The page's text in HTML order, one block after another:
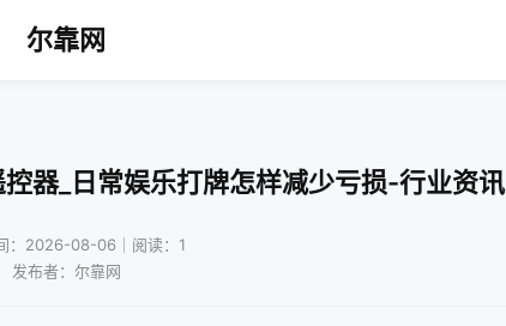
尔靠网
器_日常娱乐打牌怎样减少亏损-行业资讯
：2026-08-06｜阅读：1
发布者：尔靠网